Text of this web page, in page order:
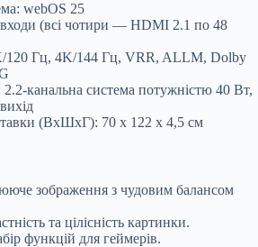
webOS 25
(всі чотири — HDMI 2.1 по 48
120 Гц, 4K/144 Гц, VRR, ALLM, Dolby
2.2-канальна система потужністю 40 Вт,
(ВхШхГ): 70 х 122 х 4,5 см
зображення з чудовим балансом
та цілісність картинки.
функцій для геймерів.